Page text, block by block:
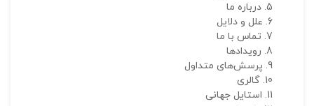
درباره ما
علل و دلایل
تماس با ما
رویدادها
پرسش‌های متداول
گالری
استایل جهانی